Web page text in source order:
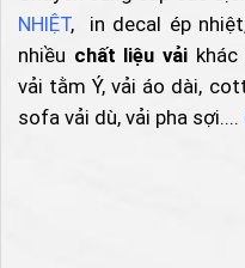
NHIỆT, in decal ép
nhiều chất liệu vải khác
vải tằm Ý, vải áo dài,
sofa vải dù, vải pha sợi....